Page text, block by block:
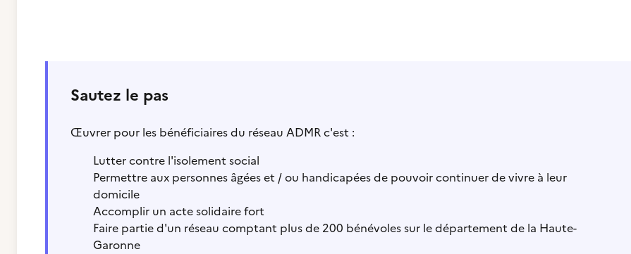
Sautez le pas
Œuvrer pour les bénéficiaires du réseau ADMR c'est :
Lutter contre l'isolement social
Permettre aux personnes âgées et / ou handicapées de pouvoir continuer de vivre à leur
domicile
Accomplir un acte solidaire fort
Faire partie d'un réseau comptant plus de 200 bénévoles sur le département de la Haute-
Garonne